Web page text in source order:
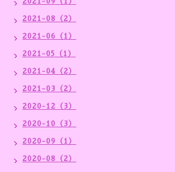
2021-08（2）
2021-06（1）
2021-05（1）
2021-04（2）
2021-03（2）
2020-12（3）
2020-10（3）
2020-09（1）
2020-08（2）